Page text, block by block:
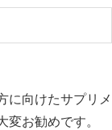
に向けたサプリメ
変お勧めです。